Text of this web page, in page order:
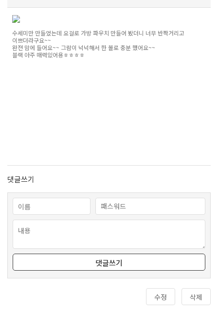
수세미만 만들었는데 요걸로 가방 파우치 만들어 봤더니 너무 반짝거리고
이쁘더라구요~~
완젼 맘에 들어요~~ 그람이 넉넉해서 한 볼로 충분 했어요~~
블랙 아주 매력있어용ㅎㅎㅎㅎ
댓글쓰기
댓글쓰기
수정 삭제